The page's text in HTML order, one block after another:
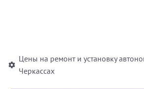
Цены на ремонт и установку
Черкассах